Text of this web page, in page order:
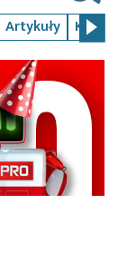
Artykuły Kursy